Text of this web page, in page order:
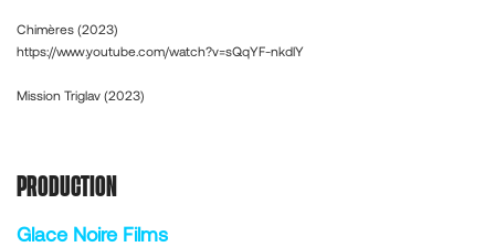
Chimères (2023)
https://www.youtube.com/watch?v=sQqYF-nkdlY
Mission Triglav (2023)
PRODUCTION
Glace Noire Films